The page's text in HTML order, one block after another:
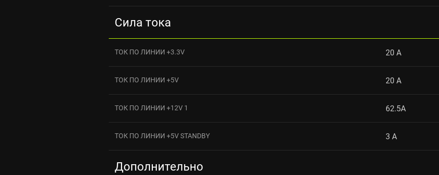
Сила тока
ТОК ПО ЛИНИИ +3.3V 20 А
ТОК ПО ЛИНИИ +5V 20 А
ТОК ПО ЛИНИИ +12V 1 62.5A
ТОК ПО ЛИНИИ +5V STANDBY 3 A
Дополнительно